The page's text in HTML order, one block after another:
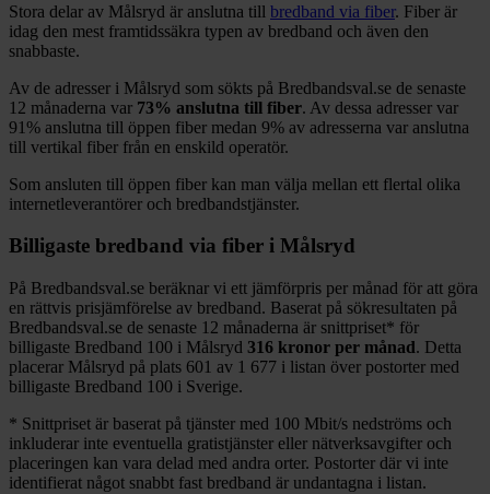
Stora delar av Målsryd är anslutna till bredband via fiber. Fiber är
idag den mest framtidssäkra typen av bredband och även den
snabbaste.
Av de adresser i Målsryd som sökts på Bredbandsval.se de senaste
12 månaderna var 73% anslutna till fiber. Av dessa adresser var
91% anslutna till öppen fiber medan 9% av adresserna var anslutna
till vertikal fiber från en enskild operatör.
Som ansluten till öppen fiber kan man välja mellan ett flertal olika
internetleverantörer och bredbandstjänster.
Billigaste bredband via fiber i Målsryd
På Bredbandsval.se beräknar vi ett jämförpris per månad för att göra
en rättvis prisjämförelse av bredband. Baserat på sökresultaten på
Bredbandsval.se de senaste 12 månaderna är snittpriset* för
billigaste Bredband 100 i Målsryd 316 kronor per månad. Detta
placerar Målsryd på plats 601 av 1 677 i listan över postorter med
billigaste Bredband 100 i Sverige.
* Snittpriset är baserat på tjänster med 100 Mbit/s nedströms och
inkluderar inte eventuella gratistjänster eller nätverksavgifter och
placeringen kan vara delad med andra orter. Postorter där vi inte
identifierat något snabbt fast bredband är undantagna i listan.